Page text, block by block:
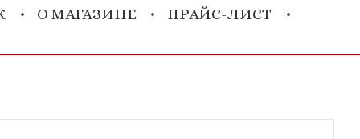
О МАГАЗИНЕ ПРАЙС-ЛИСТ